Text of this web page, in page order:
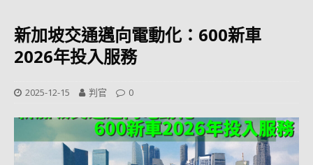
新加坡交通邁向電動化：600新車
2026年投入服務
2025-12-15 判官 0